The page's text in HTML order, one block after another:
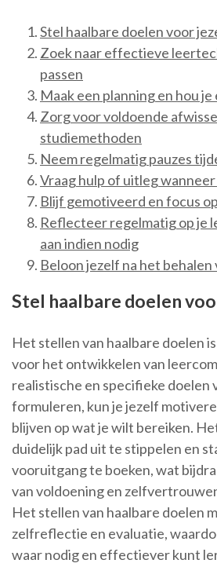
Stel haalbare doelen voor
Zoek naar effectieve
passen
Maak een planning en hou je
Zorg voor voldoende
studiemethoden
Neem regelmatig pauzes
Vraag hulp of uitleg
Blijf gemotiveerd en focus
Reflecteer regelmatig op je
aan indien nodig
Beloon jezelf na het behalen
Stel haalbare doelen
Het stellen van haalbare doelen
voor het ontwikkelen van
realistische en specifieke doelen
formuleren, kun je jezelf
blijven op wat je wilt bereiken.
duidelijk pad uit te stippelen en
vooruitgang te boeken, wat
van voldoening en
Het stellen van haalbare doelen
zelfreflectie en evaluatie,
waar nodig en effectiever kunt